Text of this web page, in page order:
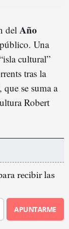
del Año
Una
cultural”
tras la
se suma a
Robert
recibir las
APUNTARME